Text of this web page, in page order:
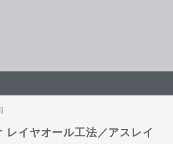
レイヤオール工法／アスレイ